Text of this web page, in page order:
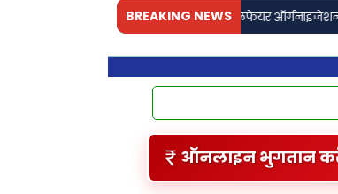
BREAKING NEWS
यात्रा पर महापद्मनंद वेलफेयर ऑर्गनाइजेशन ने मनाया स्थापना दिवस•
ऑनलाइन भुगतान